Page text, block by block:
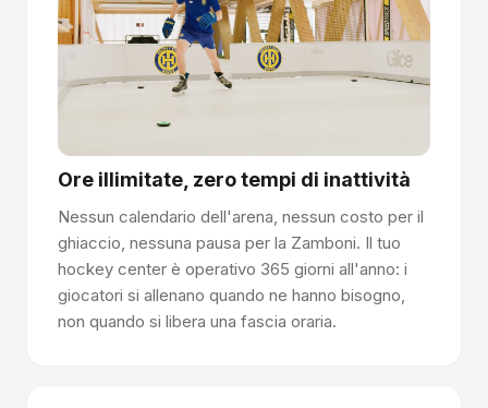
Ore illimitate, zero tempi di inattività
Nessun calendario dell'arena, nessun costo per il
ghiaccio, nessuna pausa per la Zamboni. Il tuo
hockey center è operativo 365 giorni all'anno: i
giocatori si allenano quando ne hanno bisogno,
non quando si libera una fascia oraria.